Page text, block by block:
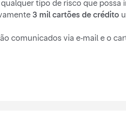
tipo de risco que possa
3 mil cartões de crédito
comunicados via e-mail e o